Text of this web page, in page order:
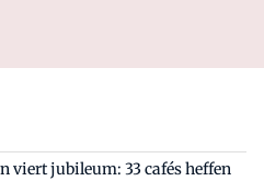
viert jubileum: 33 cafés heffen